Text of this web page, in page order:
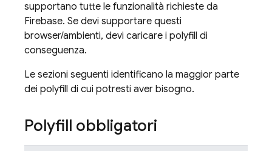
supportano tutte le funzionalità richieste da
Firebase. Se devi supportare questi
browser/ambienti, devi caricare i polyfill di
conseguenza.
Le sezioni seguenti identificano la maggior parte
dei polyfill di cui potresti aver bisogno.
Polyfill obbligatori